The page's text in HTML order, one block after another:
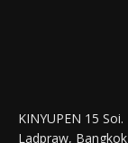
KINYUPEN 15
Ladpraw,